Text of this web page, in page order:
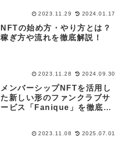
2023.11.29 2024.01.17
NFTの始め方・やり方とは？
稼ぎ方や流れを徹底解説！
2023.11.28 2024.09.30
メンバーシップNFTを活用し
た新しい形のファンクラブサ
ービス「Fanique」を徹底解
2023.11.08 2025.07.01